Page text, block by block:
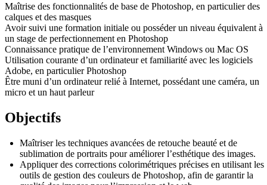
Maîtrise des fonctionnalités de base de Photoshop, en particulier des
calques et des masques
Avoir suivi une formation initiale ou posséder un niveau équivalent à
un stage de perfectionnement en Photoshop
Connaissance pratique de l’environnement Windows ou Mac OS
Utilisation courante d’un ordinateur et familiarité avec les logiciels
Adobe, en particulier Photoshop
Être muni d’un ordinateur relié à Internet, possédant une caméra, un
micro et un haut parleur
Objectifs
Maîtriser les techniques avancées de retouche beauté et de
sublimation de portraits pour améliorer l’esthétique des images.
Appliquer des corrections colorimétriques précises en utilisant les
outils de gestion des couleurs de Photoshop, afin de garantir la